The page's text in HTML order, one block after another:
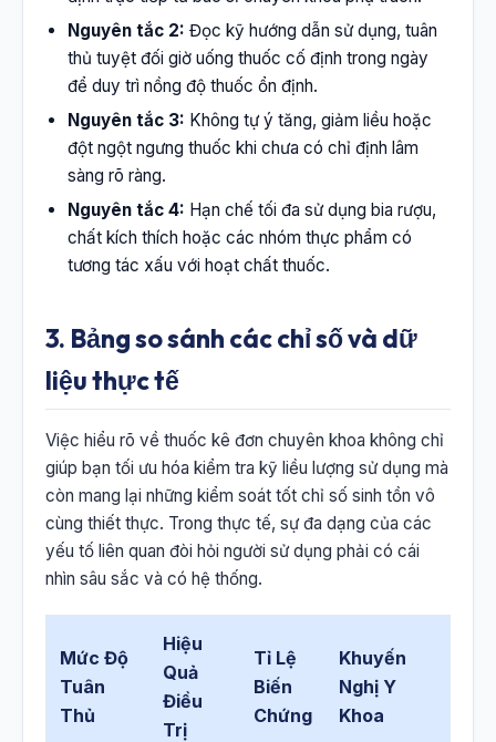
Nguyên tắc 2: Đọc kỹ hướng dẫn sử dụng, tuân
thủ tuyệt đối giờ uống thuốc cố định trong ngày
để duy trì nồng độ thuốc ổn định.
Nguyên tắc 3: Không tự ý tăng, giảm liều hoặc
đột ngột ngưng thuốc khi chưa có chỉ định lâm
sàng rõ ràng.
Nguyên tắc 4: Hạn chế tối đa sử dụng bia rượu,
chất kích thích hoặc các nhóm thực phẩm có
tương tác xấu với hoạt chất thuốc.
3. Bảng so sánh các chỉ số và dữ
liệu thực tế
Việc hiểu rõ về thuốc kê đơn chuyên khoa không chỉ
giúp bạn tối ưu hóa kiểm tra kỹ liều lượng sử dụng mà
còn mang lại những kiểm soát tốt chỉ số sinh tồn vô
cùng thiết thực. Trong thực tế, sự đa dạng của các
yếu tố liên quan đòi hỏi người sử dụng phải có cái
nhìn sâu sắc và có hệ thống.
Mức Độ
Tuân
Thủ
Hiệu
Quả
Điều
Trị
Tỉ Lệ
Biến
Chứng
Khuyến
Nghị Y
Khoa